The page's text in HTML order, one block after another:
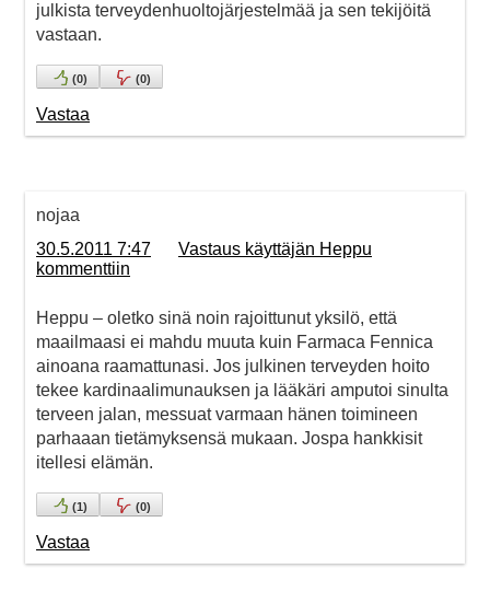
julkista terveydenhuoltojärjestelmää ja sen tekijöitä
vastaan.
(0) (0)
Vastaa
nojaa
30.5.2011 7:47
Vastaus käyttäjän Heppu
kommenttiin
Heppu – oletko sinä noin rajoittunut yksilö, että
maailmaasi ei mahdu muuta kuin Farmaca Fennica
ainoana raamattunasi. Jos julkinen terveyden hoito
tekee kardinaalimunauksen ja lääkäri amputoi sinulta
terveen jalan, messuat varmaan hänen toimineen
parhaaan tietämyksensä mukaan. Jospa hankkisit
itellesi elämän.
(1) (0)
Vastaa